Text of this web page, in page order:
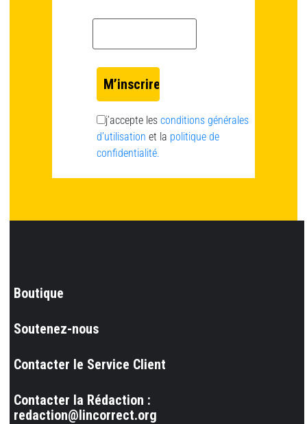
j’accepte les conditions générales
d’utilisation et la politique de
confidentialité.
Boutique
Soutenez-nous
Contacter le Service Client
Contacter la Rédaction :
redaction@lincorrect.org